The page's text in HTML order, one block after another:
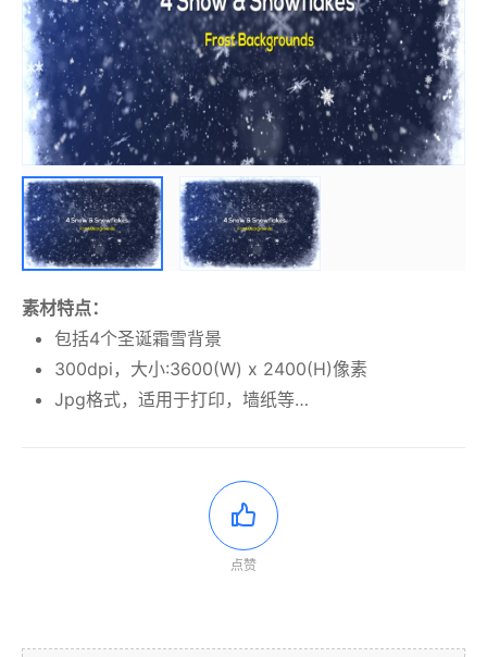
素材特点：
包括4个圣诞霜雪背景
300dpi，大小:3600(W) x 2400(H)像素
Jpg格式，适用于打印，墙纸等…
点赞